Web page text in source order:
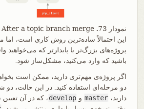
نمودار 73. After a topic branch merge
این احتمالاً ساده‌ترین روش کاری است،
پروژه‌های بزرگ‌تر یا پایدارتر که می‌خواهید
باشید که وارد می‌کنید، مشکل‌ساز شود.
اگر پروژه‌ی مهم‌تری دارید، ممکن است
دو مرحله‌ای استفاده کنید. در این حالت، دو
دارید، master و develop، که در آن